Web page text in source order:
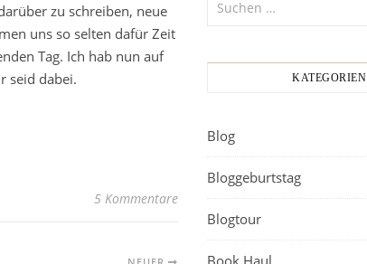
zu schreiben, neue
uns so selten dafür Zeit
Tag. Ich hab nun auf
seid dabei.
5 Kommentare
KATEGORIEN
Blog
Bloggeburtstag
Blogtour
Book Haul